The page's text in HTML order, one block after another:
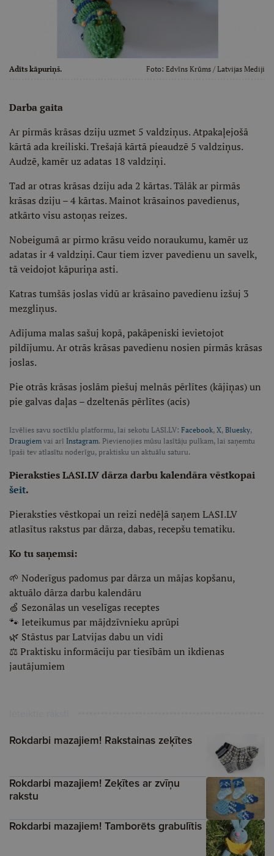
Adīts kāpuriņš. Foto: Edvīns Krūms / Latvijas Mediji
Darba gaita
Ar pirmās krāsas dziju uzmet 5 valdziņus. Atpakaļejošā
kārtā ada kreiliski. Trešajā kārtā pieaudzē 5 valdziņus.
Audzē, kamēr uz adatas 18 valdziņi.
Tad ar otras krāsas dziju ada 2 kārtas. Tālāk ar pirmās
krāsas dziju – 4 kārtas. Mainot krāsainos pavedienus,
atkārto visu astoņas reizes.
Nobeigumā ar pirmo krāsu veido noraukumu, kamēr uz
adatas ir 4 valdziņi. Caur tiem izver pavedienu un savelk,
tā veidojot kāpuriņa asti.
Katras tumšās joslas vidū ar krāsaino pavedienu izšuj 3
mezgliņus.
Adījuma malas sašuj kopā, pakāpeniski ievietojot
pildījumu. Ar otrās krāsas pavedienu nosien pirmās krāsas
joslas.
Pie otrās krāsas joslām piešuj melnās pērlītes (kājiņas) un
pie galvas daļas – dzeltenās pērlītes (acis)
Izvēlies savu soctīklu platformu, lai sekotu LASI.LV: Facebook, X, Bluesky,
Draugiem vai arī Instagram. Pievienojies mūsu lasītāju pulkam, lai saņemtu
īpaši tev atlasītu noderīgu, praktisku un aktuālu saturu.
Pieraksties LASI.LV dārza darbu kalendāra vēstkopai
šeit.
Pieraksties vēstkopai un reizi nedēļā saņem LASI.LV
atlasītus rakstus par dārza, dabas, recepšu tematiku.
Ko tu saņemsi:
🌱 Noderīgus padomus par dārza un mājas kopšanu,
aktuālo dārza darbu kalendāru
🍏 Sezonālas un veselīgas receptes
🐾 Ieteikumus par mājdzīvnieku aprūpi
🌿 Stāstus par Latvijas dabu un vidi
⚖️ Praktisku informāciju par tiesībām un ikdienas
jautājumiem
Rokdarbi mazajiem! Rakstainas zeķītes
Rokdarbi mazajiem! Zeķītes ar zvīņu
rakstu
Rokdarbi mazajiem! Tamborēts grabulītis